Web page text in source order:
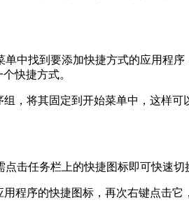
中找到要添加快捷方式的应用程序
快捷方式。
，将其固定到开始菜单中，这样可
击任务栏上的快捷图标即可快速切
程序的快捷图标，再次右键点击它